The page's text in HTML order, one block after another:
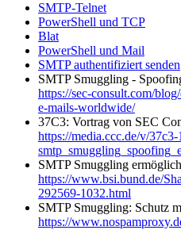
SMTP-Telnet
PowerShell und TCP
Blat
PowerShell und Mail
SMTP authentifiziert senden
SMTP Smuggling -
https://sec-consult.com/
e-mails-worldwide/
37C3: Vortrag von SEC
https://media.ccc.de/v/37c3-
SMTP Smuggling
https://www.bsi.bund.de/
292569-1032.html
SMTP Smuggling: Schutz
https://